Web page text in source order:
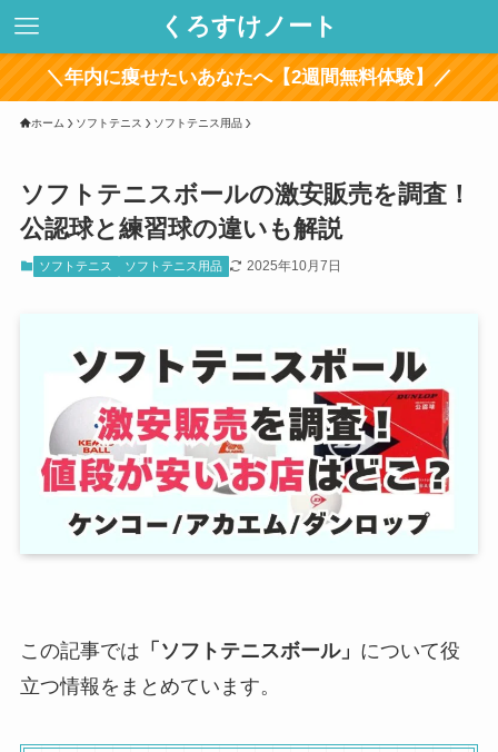
くろすけノート
＼年内に痩せたいあなたへ【2週間無料体験】／
ホーム ソフトテニス ソフトテニス用品
ソフトテニスボールの激安販売を調査！
公認球と練習球の違いも解説
ソフトテニス ソフトテニス用品 2025年10月7日
この記事では 「ソフトテニスボール」 について役
立つ情報をまとめています。